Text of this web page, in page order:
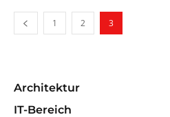
1 2 3
Architektur
IT-Bereich